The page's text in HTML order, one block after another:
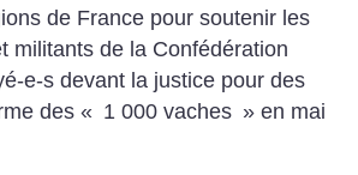
de France pour soutenir les
militants de la Confédération
e-s devant la justice pour des
des « 1 000 vaches » en mai